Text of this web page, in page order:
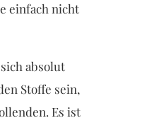
einfach nicht
absolut
Stoffe sein,
Es ist